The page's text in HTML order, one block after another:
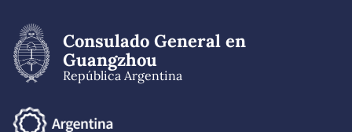
contenido
principal
Consulado General en
Guangzhou
República Argentina